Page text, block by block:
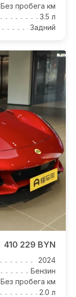
Без пробега км
3.5 л
Задний
410 229 BYN
2024
Бензин
Без пробега км
2.0 л